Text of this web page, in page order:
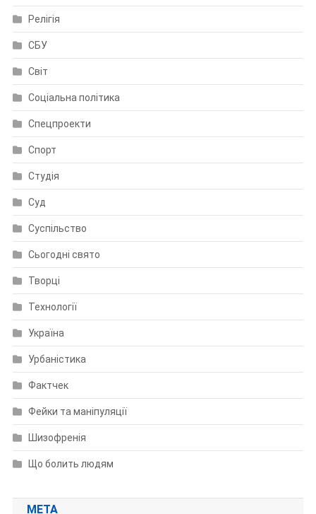
Релігія
СБУ
Світ
Соціальна політика
Спецпроекти
Спорт
Студія
Суд
Суспільство
Сьогодні свято
Творці
Технології
Україна
Урбаністика
Фактчек
Фейки та маніпуляції
Шизофренія
Що болить людям
МЕТА